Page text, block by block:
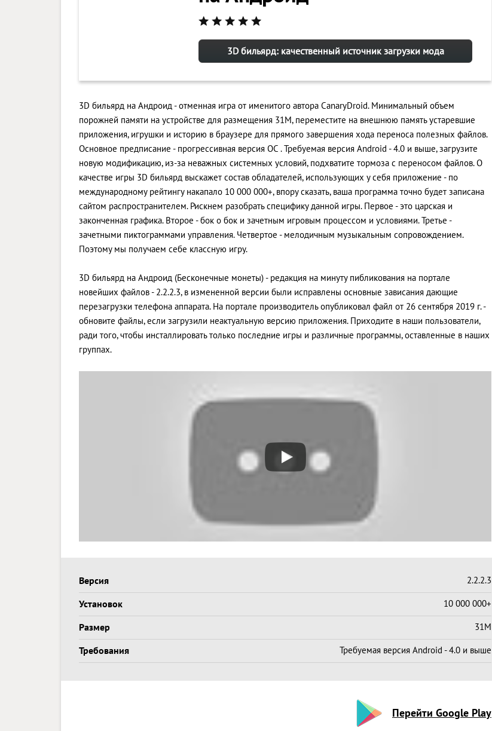
3D бильярд: качественный источник загрузки мода
3D бильярд на Андроид - отменная игра от именитого автора CanaryDroid. Минимальный объем
порожней памяти на устройстве для размещения 31M, переместите на внешнюю память устаревшие
приложения, игрушки и историю в браузере для прямого завершения хода переноса полезных файлов.
Основное предписание - прогрессивная версия ОС . Требуемая версия Android - 4.0 и выше, загрузите
новую модификацию, из-за неважных системных условий, подхватите тормоза с переносом файлов. О
качестве игры 3D бильярд выскажет состав обладателей, использующих у себя приложение - по
международному рейтингу накапало 10 000 000+, впору сказать, ваша программа точно будет записана
сайтом распространителем. Рискнем разобрать специфику данной игры. Первое - это царская и
законченная графика. Второе - бок о бок и зачетным игровым процессом и условиями. Третье -
зачетными пиктограммами управления. Четвертое - мелодичным музыкальным сопровождением.
Поэтому мы получаем себе классную игру.
3D бильярд на Андроид (Бесконечные монеты) - редакция на минуту пибликования на портале
новейших файлов - 2.2.2.3, в измененной версии были исправлены основные зависания дающие
перезагрузки телефона аппарата. На портале производитель опубликовал файл от 26 сентября 2019 г. -
обновите файлы, если загрузили неактуальную версию приложения. Приходите в наши пользователи,
ради того, чтобы инсталлировать только последние игры и различные программы, оставленные в наших
группах.
Версия 2.2.2.3
Установок 10 000 000+
Размер 31M
Требования Требуемая версия Android - 4.0 и выше
Перейти Google Play